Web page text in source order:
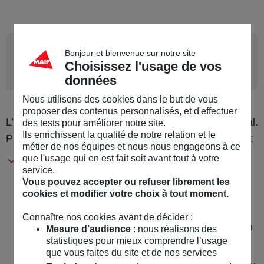
Bien calculer son objectif
financier
L’objectif peut être tout ou partie du financement total.
Plusieurs éléments sont à prendre en considération :
Votre objectif doit correspondre aumontant
minimum nécessaireà la réalisation de votre
projet (et non pas idéal). Il vaut mieux se fixer le
budget minimum requis, et travailler à le
dépasser, plutôt que de partir tout de suite sur un
objectif un peu trop haut.
Bonjour et bienvenue sur notre site
Choisissez l'usage de vos
données
Nous utilisons des cookies dans le but de vous
proposer des contenus personnalisés, et d'effectuer
des tests pour améliorer notre site.
Ils enrichissent la qualité de notre relation et le
métier de nos équipes et nous nous engageons à ce
que l'usage qui en est fait soit avant tout à votre
service.
Vous pouvez accepter ou refuser librement les
cookies et modifier votre choix à tout moment.
Connaître nos cookies avant de décider :
Mesure d’audience: nous réalisons des
statistiques pour mieux comprendre l’usage
que vous faites du site et de nos services